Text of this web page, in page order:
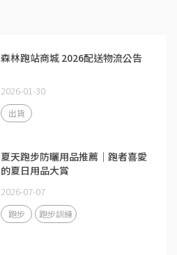
森林跑站商城 2026配送物流公告
2026-01-30
出貨
夏天跑步防曬用品推薦｜跑者喜愛
的夏日用品大賞
2026-07-07
跑步 跑步訓練